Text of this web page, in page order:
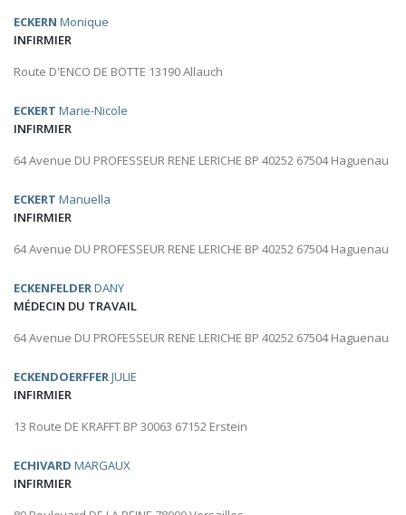
ECKERN Monique
INFIRMIER
Route D'ENCO DE BOTTE 13190 Allauch
ECKERT Marie-Nicole
INFIRMIER
64 Avenue DU PROFESSEUR RENE LERICHE BP 40252 67504 Haguenau
ECKERT Manuella
INFIRMIER
64 Avenue DU PROFESSEUR RENE LERICHE BP 40252 67504 Haguenau
ECKENFELDERDANY
MÉDECIN DU TRAVAIL
64 Avenue DU PROFESSEUR RENE LERICHE BP 40252 67504 Haguenau
ECKENDOERFFERJULIE
INFIRMIER
13 Route DE KRAFFT BP 30063 67152 Erstein
ECHIVARD MARGAUX
INFIRMIER